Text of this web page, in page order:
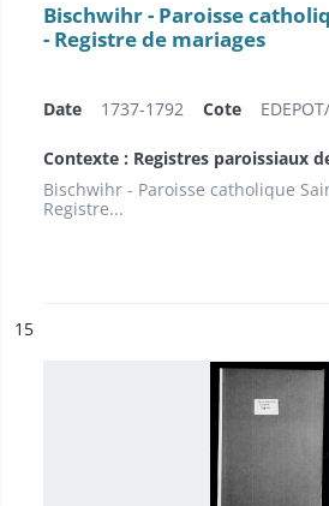
Bischwihr - Paroisse
- Registre de mariages
Date 1737-1792 Cote
Contexte : Registres paroissiaux
Bischwihr - Paroisse catholique
Registre...
n°
15